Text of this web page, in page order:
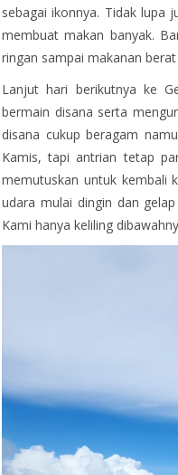
sebagai ikonnya. Tidak lupa
membuat makan banyak.
ringan sampai makanan
Lanjut hari berikutnya ke
bermain disana serta
disana cukup beragam
Kamis, tapi antrian tetap
memutuskan untuk kembali
udara mulai dingin dan
Kami hanya keliling